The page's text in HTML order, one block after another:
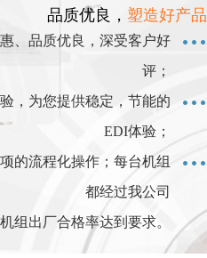
品质优良， 塑造好产品
、品质优良，深受客户好
评；
，为您提供稳定，节能的
EDI体验；
的流程化操作；每台机组
都经过我公司
组出厂合格率达到要求。